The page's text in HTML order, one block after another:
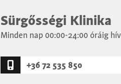
Sürgősségi Klinika
Minden nap 00:00-24:00 óráig
+36 72 535 850